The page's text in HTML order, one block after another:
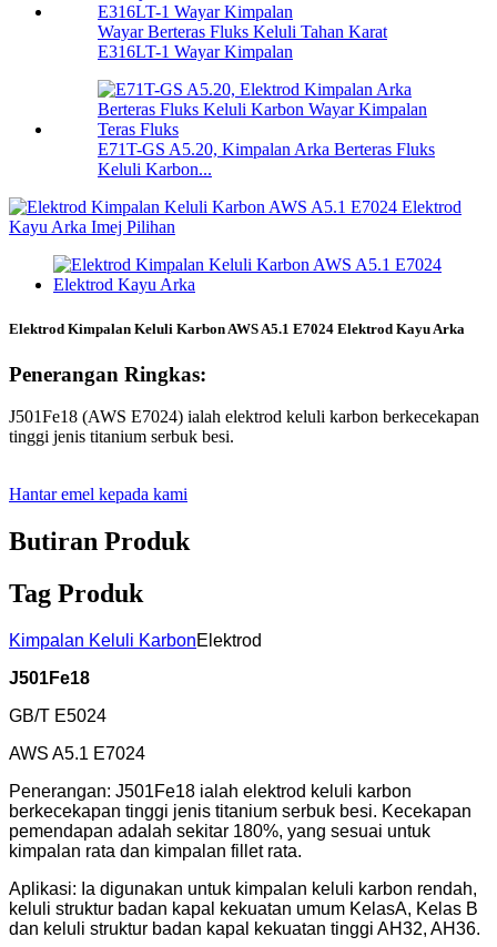
Wayar Berteras Fluks Keluli Tahan Karat
E316LT-1 Wayar Kimpalan
E71T-GS A5.20, Kimpalan Arka Berteras Fluks
Keluli Karbon...
Elektrod Kimpalan Keluli Karbon AWS A5.1 E7024 Elektrod Kayu Arka
Penerangan Ringkas:
J501Fe18 (AWS E7024) ialah elektrod keluli karbon berkecekapan
tinggi jenis titanium serbuk besi.
Hantar emel kepada kami
Butiran Produk
Tag Produk
Kimpalan Keluli KarbonElektrod
J501Fe18
GB/T E5024
AWS A5.1 E7024
Penerangan: J501Fe18 ialah elektrod keluli karbon
berkecekapan tinggi jenis titanium serbuk besi. Kecekapan
pemendapan adalah sekitar 180%, yang sesuai untuk
kimpalan rata dan kimpalan fillet rata.
Aplikasi: Ia digunakan untuk kimpalan keluli karbon rendah,
keluli struktur badan kapal kekuatan umum KelasA, Kelas B
dan keluli struktur badan kapal kekuatan tinggi AH32, AH36.